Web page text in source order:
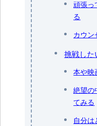
頑張っ
る
カウン
挑戦した
本や映
絶望の
てみる
自分は